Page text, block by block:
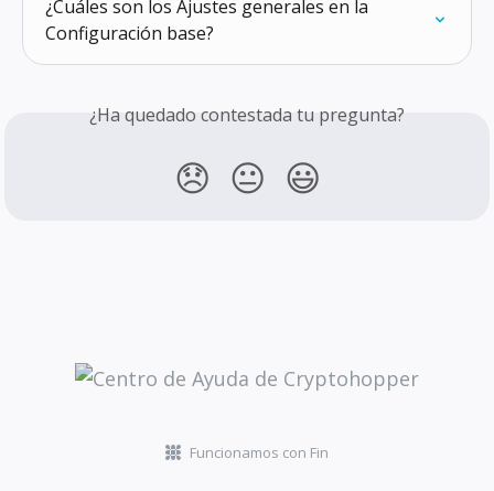
¿Cuáles son los Ajustes generales en la
Configuración base?
¿Ha quedado contestada tu pregunta?
😞 😐 😃
Funcionamos con Fin